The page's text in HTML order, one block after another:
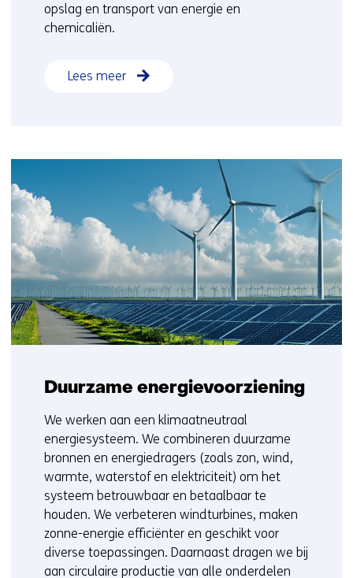
opslag en transport van energie en
chemicaliën.
Lees meer
Duurzame energievoorziening
We werken aan een klimaatneutraal
energiesysteem. We combineren duurzame
bronnen en energiedragers (zoals zon, wind,
warmte, waterstof en elektriciteit) om het
systeem betrouwbaar en betaalbaar te
houden. We verbeteren windturbines, maken
zonne-energie efficiënter en geschikt voor
diverse toepassingen. Daarnaast dragen we bij
aan circulaire productie van alle onderdelen